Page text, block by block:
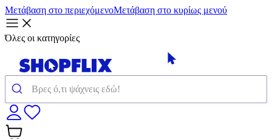
Μετάβαση στο περιεχόμενοΜετάβαση στο κυρίως μενού
Όλες οι κατηγορίες